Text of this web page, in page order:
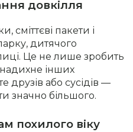
довкілля
сміттєві пакети і
дитячого
Це не лише зробить
інших
друзів або сусідів —
значно більшого.
похилого віку